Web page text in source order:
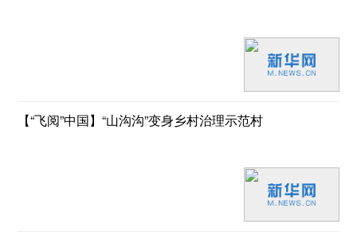
【“飞阅”中国】“山沟沟”变身乡村治理示范村